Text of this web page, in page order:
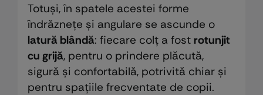
Totuși, în spatele acestei forme
îndrăznețe și angulare se ascunde o
latură blândă: fiecare colț a fost rotunjit
cu grijă, pentru o prindere plăcută,
sigură și confortabilă, potrivită chiar și
pentru spațiile frecventate de copii.